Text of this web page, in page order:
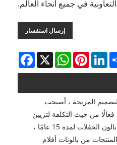
في جميع أنحاء العالم.
إرسال استفسار
Facebook X
WhatsAppPinterestLinkedIn
المريحة ، أصبحت
فعالًا من حيث التكلفة لتزيين
العطلات. تركز YSD على إنتاج بالون الحفلات لمدة 15 عامًا ،
من بالونات أفلام